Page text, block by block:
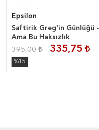
Epsilon
Saftirik Greg'in Günlüğü -
Ama Bu Haksızlık
395,00 335,75
%15